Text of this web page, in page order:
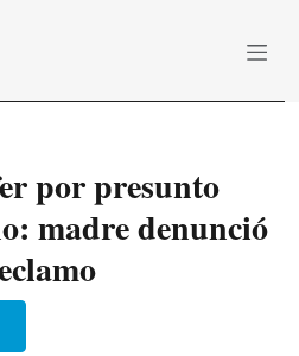
por presunto
madre denunció